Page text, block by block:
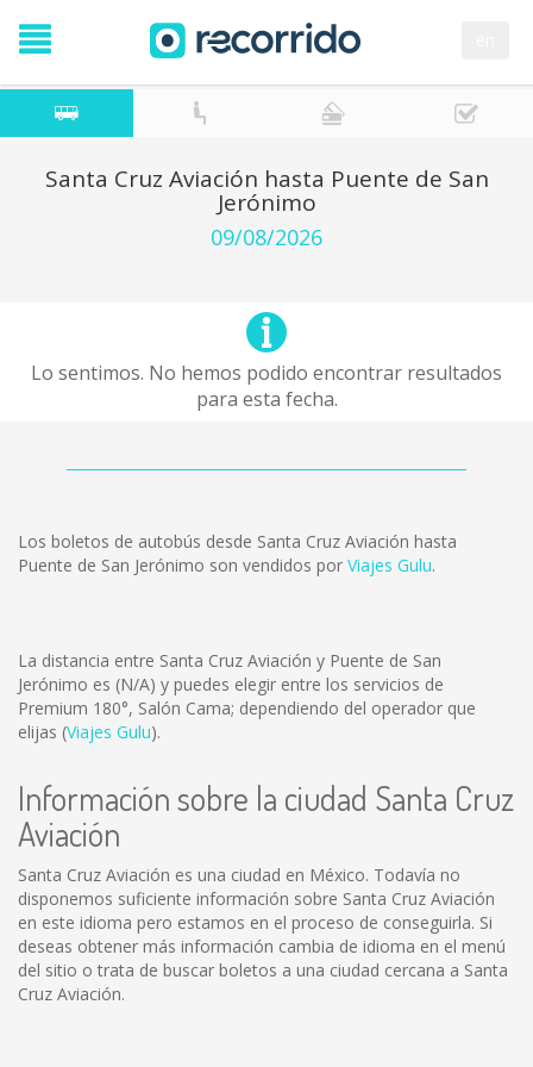
Santa Cruz Aviación hasta Puente de San
Jerónimo
09/08/2026
Lo sentimos. No hemos podido encontrar resultados
para esta fecha.
Los boletos de autobús desde Santa Cruz Aviación hasta
Puente de San Jerónimo son vendidos por Viajes Gulu.
La distancia entre Santa Cruz Aviación y Puente de San
Jerónimo es (N/A) y puedes elegir entre los servicios de
Premium 180°, Salón Cama; dependiendo del operador que
elijas (Viajes Gulu).
Información sobre la ciudad Santa Cruz
Aviación
Santa Cruz Aviación es una ciudad en México. Todavía no
disponemos suficiente información sobre Santa Cruz Aviación
en este idioma pero estamos en el proceso de conseguirla. Si
deseas obtener más información cambia de idioma en el menú
del sitio o trata de buscar boletos a una ciudad cercana a Santa
Cruz Aviación.